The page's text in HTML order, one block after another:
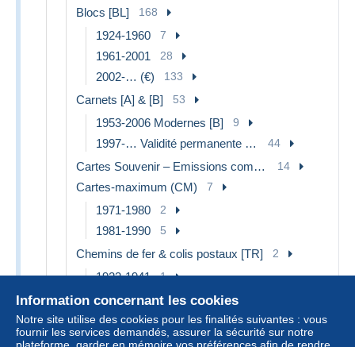
Blocs [BL] 168
1924-1960 7
1961-2001 28
2002-… (€) 133
Carnets [A] & [B] 53
1953-2006 Modernes [B] 9
1997-… Validité permanente [B] 44
Cartes Souvenir – Emissions communes [HK] 14
Cartes-maximum (CM) 7
1971-1980 2
1981-1990 5
Chemins de fer & colis postaux [TR] 2
1923-1941 1
Neufs 1
1942-1951 1
Information concernant les cookies
Notre site utilise des cookies pour les finalités suivantes : vous
fournir les services demandés, assurer la sécurité sur notre